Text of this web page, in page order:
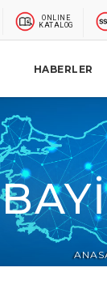
ONLINE
KATALOG
HABERLER